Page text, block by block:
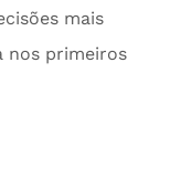
mais
nos primeiros